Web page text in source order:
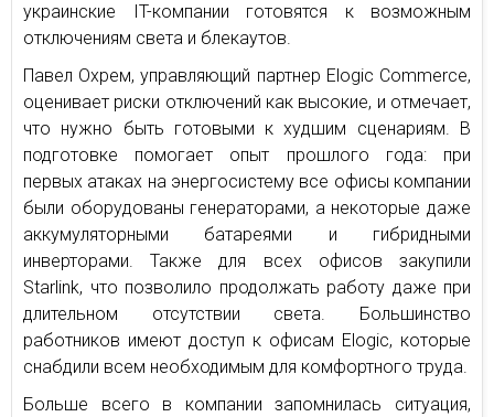
украинские IT-компании готовятся к возможным
отключениям света и блекаутов.
Павел Охрем, управляющий партнер Elogic Commerce,
оценивает риски отключений как высокие, и отмечает,
что нужно быть готовыми к худшим сценариям. В
подготовке помогает опыт прошлого года: при
первых атаках на энергосистему все офисы компании
были оборудованы генераторами, а некоторые даже
аккумуляторными батареями и гибридными
инверторами. Также для всех офисов закупили
Starlink, что позволило продолжать работу даже при
длительном отсутствии света. Большинство
работников имеют доступ к офисам Elogic, которые
снабдили всем необходимым для комфортного труда.
Больше всего в компании запомнилась ситуация,